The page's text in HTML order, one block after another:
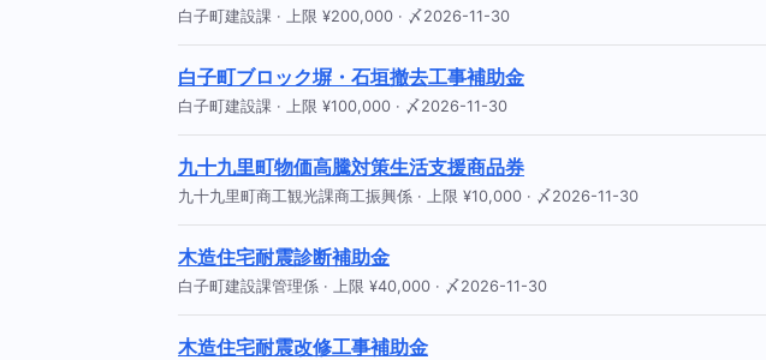
白子町建設課 · 上限 ¥200,000 · 〆2026-11-30
白子町ブロック塀・石垣撤去工事補助金
白子町建設課 · 上限 ¥100,000 · 〆2026-11-30
九十九里町物価高騰対策生活支援商品券
九十九里町商工観光課商工振興係 · 上限 ¥10,000 · 〆2026-11-30
木造住宅耐震診断補助金
白子町建設課管理係 · 上限 ¥40,000 · 〆2026-11-30
木造住宅耐震改修工事補助金